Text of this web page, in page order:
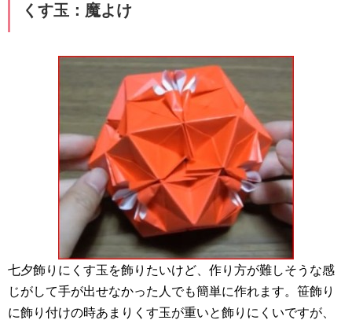
くす玉：魔よけ
七夕飾りにくす玉を飾りたいけど、作り方が難しそうな感
じがして手が出せなかった人でも簡単に作れます。笹飾り
に飾り付けの時あまりくす玉が重いと飾りにくいですが、